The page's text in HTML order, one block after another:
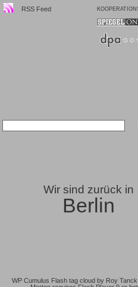
RSS Feed
Wir sind zurück in
Berlin
WP Cumulus Flash tag cloud by Roy Tanck